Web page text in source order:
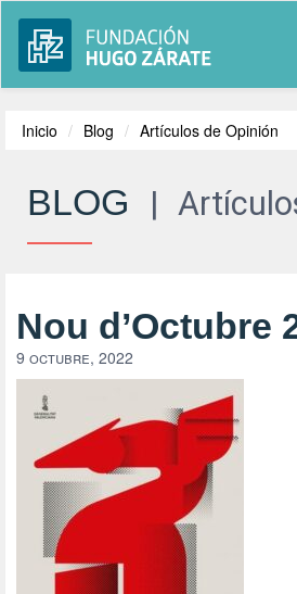
Inicio Blog Artículos de Opinión
BLOG |
Nou d’Octubre
9 octubre, 2022